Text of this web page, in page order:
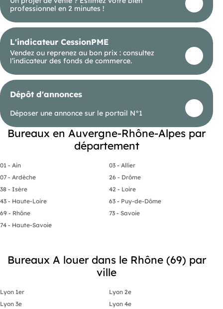
Les informations sur les risques auxquels ce bien
est exposé sont disponibles sur le site Géorisques :
georisques. gouv. fr.
(RSAC N°449 538 263 - Greffe de LYON 3EME
ARRONDISSEMENT) Entrepreneur Individuel -
Réf.943865
professionnel en 2 minutes !
L'indicateur CessionPME
Vendez ou reprenez au bon prix : consultez
l’indicateur des fonds de commerce.
Dépôt d'annonces
Déposer une annonce sur le portail N°1
Bureaux en Auvergne-Rhône-Alpes par
département
01 - Ain
03 - Allier
07 - Ardèche
26 - Drôme
38 - Isère
42 - Loire
43 - Haute-Loire
63 - Puy-de-Dôme
69 - Rhône
73 - Savoie
74 - Haute-Savoie
Bureaux A louer dans le Rhône (69) par
ville
Lyon 1er
Lyon 2e
Lyon 3e
Lyon 4e